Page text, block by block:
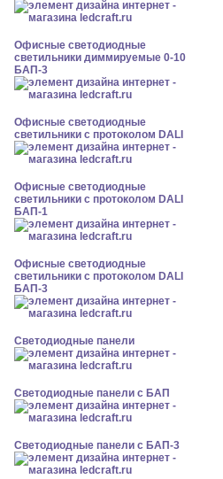
Офисные светодиодные
светильники диммируемые 0-10
БАП-3
Офисные светодиодные
светильники с протоколом DALI
Офисные светодиодные
светильники с протоколом DALI
БАП-1
Офисные светодиодные
светильники с протоколом DALI
БАП-3
Cветодиодные панели
Cветодиодные панели с БАП
Cветодиодные панели с БАП-3